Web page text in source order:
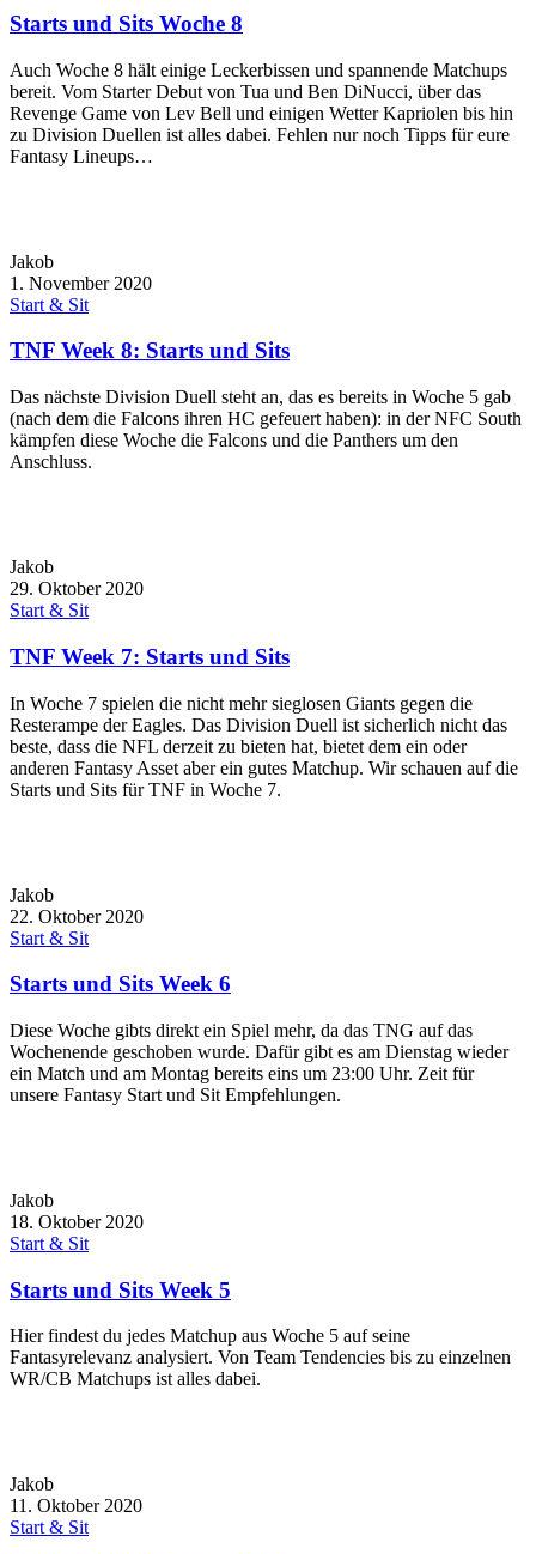
Starts und Sits Woche 8
Auch Woche 8 hält einige Leckerbissen und spannende Matchups
bereit. Vom Starter Debut von Tua und Ben DiNucci, über das
Revenge Game von Lev Bell und einigen Wetter Kapriolen bis hin
zu Division Duellen ist alles dabei. Fehlen nur noch Tipps für eure
Fantasy Lineups…
Jakob
1. November 2020
Start & Sit
TNF Week 8: Starts und Sits
Das nächste Division Duell steht an, das es bereits in Woche 5 gab
(nach dem die Falcons ihren HC gefeuert haben): in der NFC South
kämpfen diese Woche die Falcons und die Panthers um den
Anschluss.
Jakob
29. Oktober 2020
Start & Sit
TNF Week 7: Starts und Sits
In Woche 7 spielen die nicht mehr sieglosen Giants gegen die
Resterampe der Eagles. Das Division Duell ist sicherlich nicht das
beste, dass die NFL derzeit zu bieten hat, bietet dem ein oder
anderen Fantasy Asset aber ein gutes Matchup. Wir schauen auf die
Starts und Sits für TNF in Woche 7.
Jakob
22. Oktober 2020
Start & Sit
Starts und Sits Week 6
Diese Woche gibts direkt ein Spiel mehr, da das TNG auf das
Wochenende geschoben wurde. Dafür gibt es am Dienstag wieder
ein Match und am Montag bereits eins um 23:00 Uhr. Zeit für
unsere Fantasy Start und Sit Empfehlungen.
Jakob
18. Oktober 2020
Start & Sit
Starts und Sits Week 5
Hier findest du jedes Matchup aus Woche 5 auf seine
Fantasyrelevanz analysiert. Von Team Tendencies bis zu einzelnen
WR/CB Matchups ist alles dabei.
Jakob
11. Oktober 2020
Start & Sit